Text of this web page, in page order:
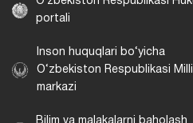
portali
Inson huquqlari bo‘yicha
O‘zbekiston Respublikasi
markazi
Bilim va malakalarni baholash